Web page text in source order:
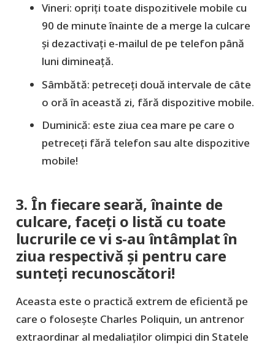
Vineri: opriți toate dispozitivele mobile cu
90 de minute înainte de a merge la culcare
și dezactivați e-mailul de pe telefon până
luni dimineață.
Sâmbătă: petreceți două intervale de câte
o oră în această zi, fără dispozitive mobile.
Duminică: este ziua cea mare pe care o
petreceți fără telefon sau alte dispozitive
mobile!
3. În fiecare seară, înainte de
culcare, faceți o listă cu toate
lucrurile ce vi s-au întâmplat în
ziua respectivă și pentru care
sunteți recunoscători!
Aceasta este o practică extrem de eficientă pe
care o folosește Charles Poliquin, un antrenor
extraordinar al medaliaților olimpici din Statele